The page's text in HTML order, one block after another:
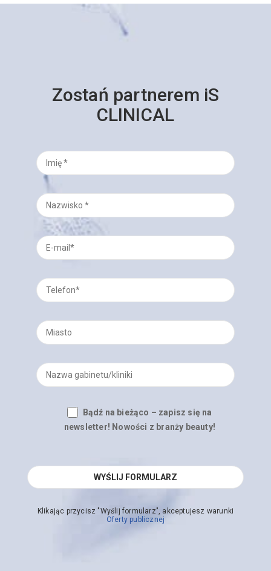
Zostań partnerem iS
CLINICAL
Bądź na bieżąco – zapisz się na
newsletter! Nowości z branży beauty!
Klikając przycisz "Wyślij formularz", akceptujesz warunki
Oferty publicznej